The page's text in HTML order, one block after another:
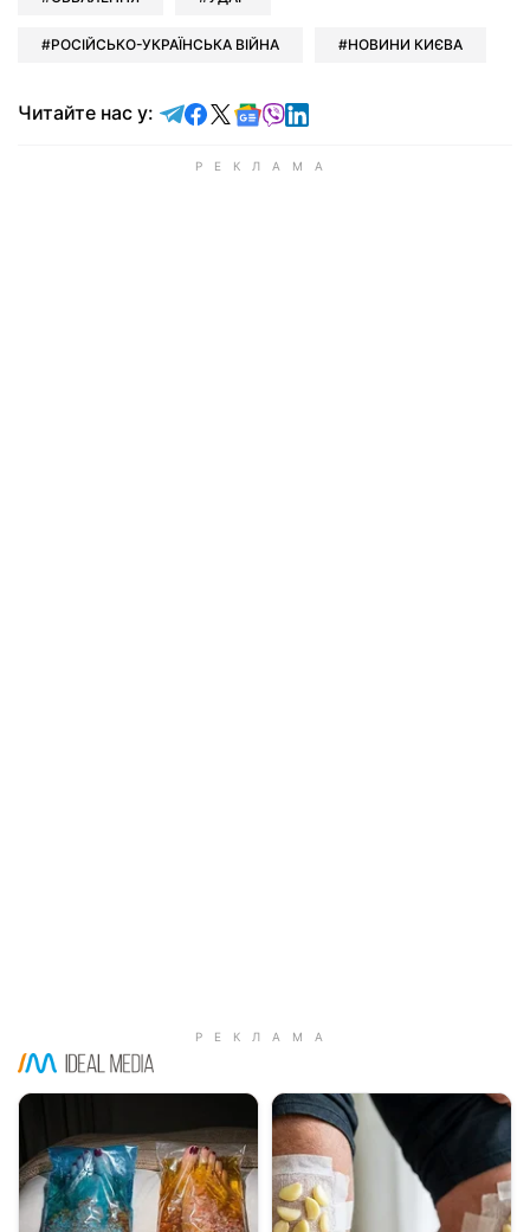
РОСІЙСЬКО-УКРАЇНСЬКА ВІЙНА НОВИНИ КИЄВА
Читайте нас у: Читайте у Telegram
Читайте у Facebook
Читайте у X
Читайте у Google news
Читайте у Viber
Читайте у LinkedIn